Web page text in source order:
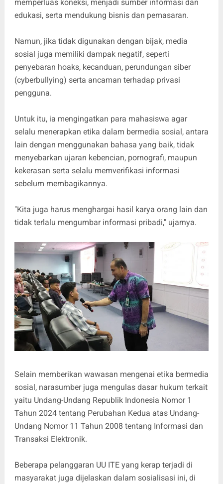
memperluas koneksi, menjadi sumber informasi dan
edukasi, serta mendukung bisnis dan pemasaran.
Namun, jika tidak digunakan dengan bijak, media
sosial juga memiliki dampak negatif, seperti
penyebaran hoaks, kecanduan, perundungan siber
(cyberbullying) serta ancaman terhadap privasi
pengguna.
Untuk itu, ia mengingatkan para mahasiswa agar
selalu menerapkan etika dalam bermedia sosial, antara
lain dengan menggunakan bahasa yang baik, tidak
menyebarkan ujaran kebencian, pornografi, maupun
kekerasan serta selalu memverifikasi informasi
sebelum membagikannya.
"Kita juga harus menghargai hasil karya orang lain dan
tidak terlalu mengumbar informasi pribadi," ujarnya.
Selain memberikan wawasan mengenai etika bermedia
sosial, narasumber juga mengulas dasar hukum terkait
yaitu Undang-Undang Republik Indonesia Nomor 1
Tahun 2024 tentang Perubahan Kedua atas Undang-
Undang Nomor 11 Tahun 2008 tentang Informasi dan
Transaksi Elektronik.
Beberapa pelanggaran UU ITE yang kerap terjadi di
masyarakat juga dijelaskan dalam sosialisasi ini, di